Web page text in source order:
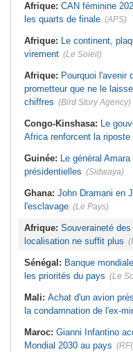
Pastef pour offense au chef de
Mali:La Cour suprême rejette la
Clément Dembélé
Guinée:
Polémique autour des
vacances du président
divisés
Afrique: CAN féminine
les quarts de finale (APS)
Afrique: Le continent,
virement (Le Soleil)
Afrique: Pourquoi l'avenir
prometteur que ne le
chiffres (Bird Story Agency)
Congo-Kinshasa: Le
Africa renforcent la riposte
Guinée: Le général
présidentielles (Sidwaya)
Ghana: John Dramani en
l'esclavage (Le Pays)
Afrique: Souveraineté
localisation ne suffit plus
Sénégal: Banque
les priorités du pays (Le
Mali: Achat d'un avion
la condamnation de l'ex-
Maroc: Gianni Infantino
Mondial 2030 au pays